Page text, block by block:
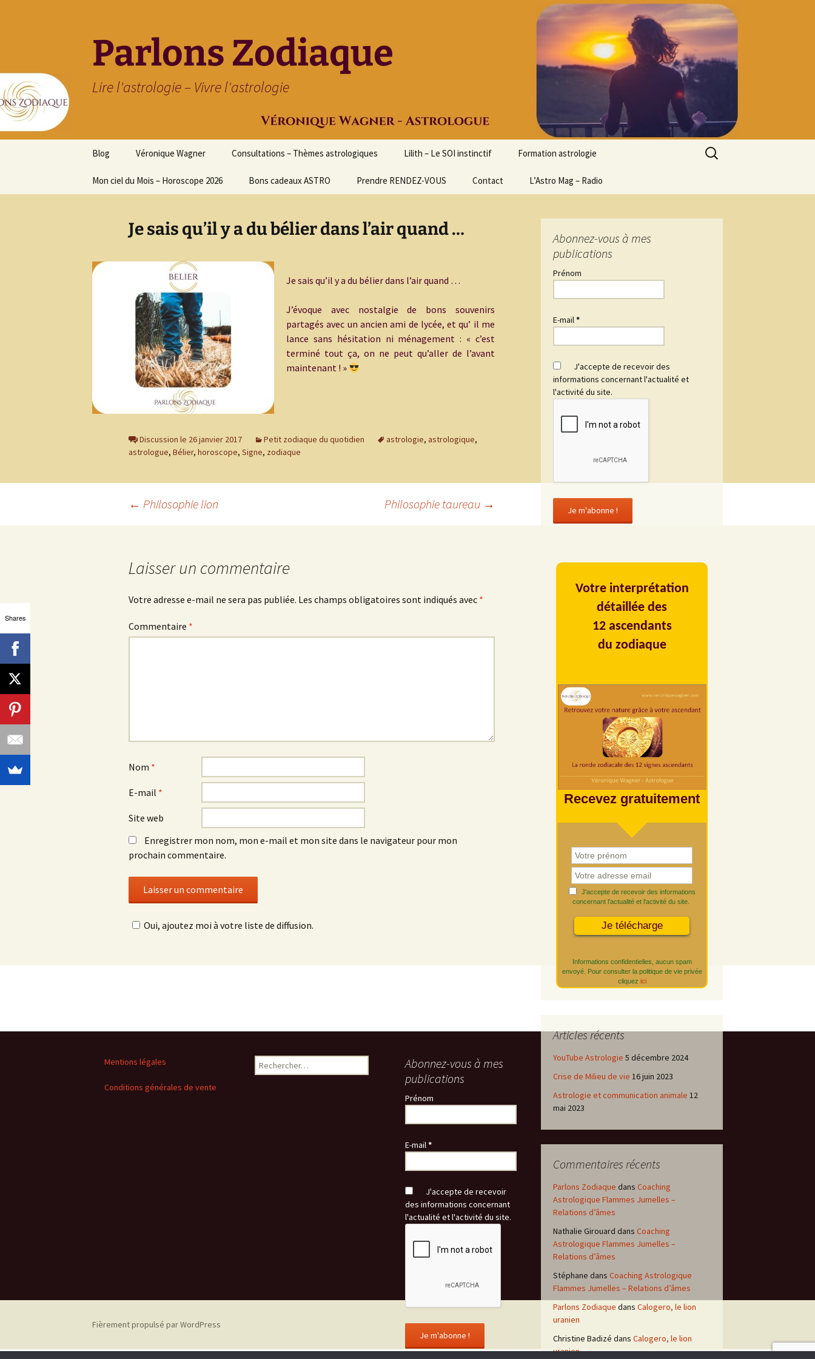
Parlons Zodiaque
Lire l'astrologie – Vivre l'astrologie
contenu
Blog Véronique Wagner Consultations – Thèmes astrologiques Lilith – Le SOI instinctif Formation astrologie
Initiation à l’ASTROLOGIE
Stage découverte
Cours particulier
Formation en ligne
Astrologie
Mon ciel du Mois – Horoscope 2026 Bons cadeaux ASTRO Prendre RENDEZ-VOUS Contact L’Astro Mag – Radio
Rechercher :
Je sais qu’il y a du bélier dans l’air quand …
Je sais qu’il y a du bélier dans l’air quand …
J’évoque avec nostalgie de bons souvenirs
partagés avec un ancien ami de lycée, et qu’ il me
lance sans hésitation ni ménagement : « c’est
terminé tout ça, on ne peut qu’aller de l’avant
maintenant ! »
Discussion le 26 janvier 2017 Petit zodiaque du quotidien astrologie, astrologique,
astrologue, Bélier, horoscope, Signe, zodiaque
Navigation
← Philosophie lion Philosophie taureau →
Laisser un commentaire
Votre adresse e-mail ne sera pas publiée. Les champs obligatoires sont indiqués avec *
Commentaire *
Nom *
E-mail *
Site web
Enregistrer mon nom, mon e-mail et mon site dans le navigateur pour mon
prochain commentaire.
Oui, ajoutez moi à votre liste de diffusion.
Abonnez-vous à mes
publications
Prénom
E-mail*
J'accepte de recevoir des
informations concernant l'actualité et
l'activité du site.
Votre interprétation
détaillée des
12 ascendants
du zodiaque
Recevez gratuitement
J'accepte de recevoir des informations
concernant l'actualité et l'activité du site.
Informations confidentielles, aucun spam
envoyé. Pour consulter la politique de vie privée
cliquez ici
Articles récents
YouTube Astrologie 5 décembre 2024
Crise de Milieu de vie 16 juin 2023
Astrologie et communication animale 12
mai 2023
Commentaires récents
Parlons Zodiaque dans Coaching
Astrologique Flammes Jumelles –
Relations d’âmes
Nathalie Girouard dans Coaching
Astrologique Flammes Jumelles –
Relations d’âmes
Stéphane dans Coaching Astrologique
Flammes Jumelles – Relations d’âmes
Parlons Zodiaque dans Calogero, le lion
uranien
Christine Badizé dans Calogero, le lion
uranien
Mentions légales
Conditions générales de vente
Rechercher :
Abonnez-vous à mes
publications
Prénom
E-mail*
J'accepte de recevoir
des informations concernant
l'actualité et l'activité du site.
Fièrement propulsé par WordPress
Shares